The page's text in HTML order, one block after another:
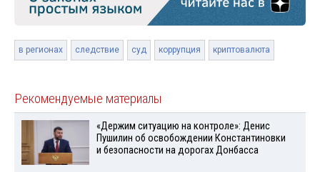
в регионах следствие суд коррупция криптовалюта
Рекомендуемые материалы
«Держим ситуацию на контроле»: Денис
Пушилин об освобождении Константиновки
и безопасности на дорогах Донбасса